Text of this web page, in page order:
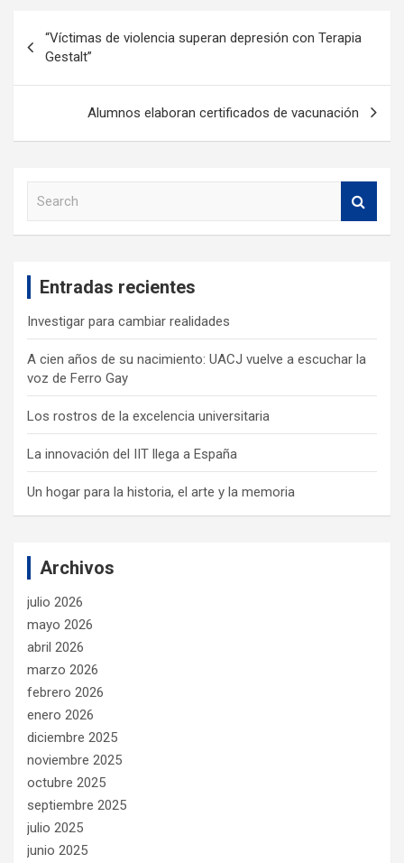
“Víctimas de violencia superan depresión con Terapia
Gestalt”
Alumnos elaboran certificados de vacunación
Entradas recientes
Investigar para cambiar realidades
A cien años de su nacimiento: UACJ vuelve a escuchar la
voz de Ferro Gay
Los rostros de la excelencia universitaria
La innovación del IIT llega a España
Un hogar para la historia, el arte y la memoria
Archivos
julio 2026
mayo 2026
abril 2026
marzo 2026
febrero 2026
enero 2026
diciembre 2025
noviembre 2025
octubre 2025
septiembre 2025
julio 2025
junio 2025